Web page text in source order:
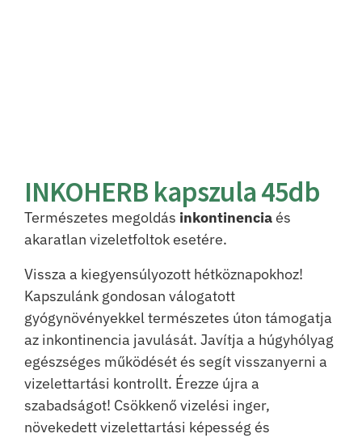
INKOHERB kapszula 45db
Természetes megoldás inkontinenciaés
akaratlan vizeletfoltok esetére.
Vissza a kiegyensúlyozott hétköznapokhoz!
Kapszulánk gondosan válogatott
gyógynövényekkel természetes úton támogatja
az inkontinencia javulását. Javítja a húgyhólyag
egészséges működését és segít visszanyerni a
vizelettartási kontrollt. Érezze újra a
szabadságot! Csökkenő vizelési inger,
növekedett vizelettartási képesség és